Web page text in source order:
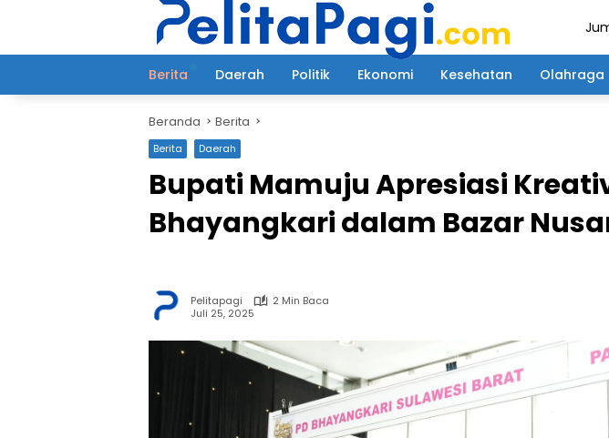
Berita Daerah Politik Ekonomi Kesehatan Olahraga
Beranda Berita
Berita Daerah
Bupati Mamuju Apresiasi
Bhayangkari dalam Bazar
Pelitapagi
2 Min Baca
Juli 25, 2025